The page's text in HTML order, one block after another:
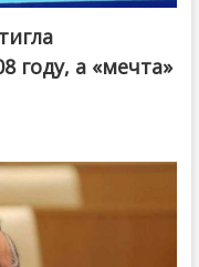
году, а «мечта»